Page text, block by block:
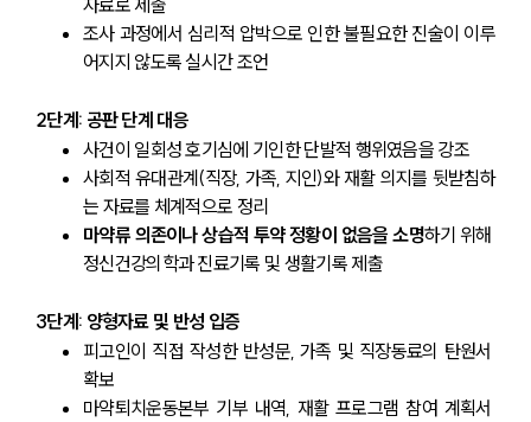
조사 과정에서 심리적 압박으로 인한 불필요한 진술이 이루
어지지 않도록 실시간 조언
2단계: 공판 단계 대응
사건이 일회성 호기심에 기인한 단발적 행위였음을 강조
사회적 유대관계(직장, 가족, 지인)와 재활 의지를 뒷받침하
는 자료를 체계적으로 정리
마약류 의존이나 상습적 투약 정황이 없음을 소명하기 위해
정신건강의학과 진료기록 및 생활기록 제출
3단계: 양형자료 및 반성 입증
피고인이 직접 작성한 반성문, 가족 및 직장동료의 탄원서
확보
마약퇴치운동본부 기부 내역, 재활 프로그램 참여 계획서